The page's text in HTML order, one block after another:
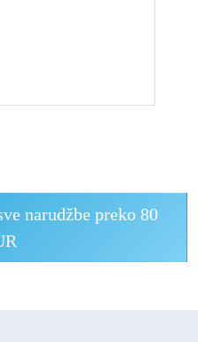
narudžbe preko 80